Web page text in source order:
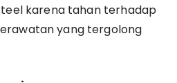
karena tahan terhadap
yang tergolong